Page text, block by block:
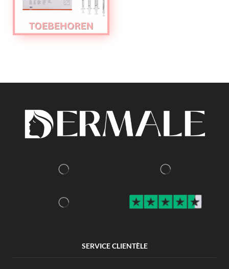
SERVICE CLIENTÈLE